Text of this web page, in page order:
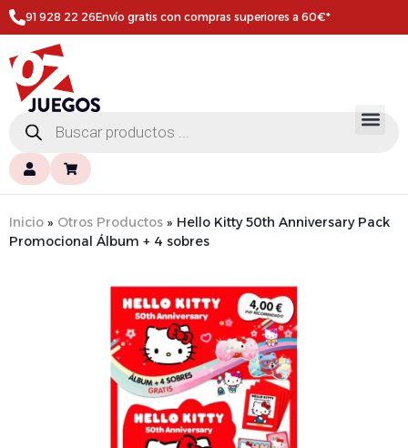
91 928 22 26Envío gratis con compras superiores a 60€*
Inicio » Otros Productos » Hello Kitty 50th Anniversary Pack
Promocional Álbum + 4 sobres